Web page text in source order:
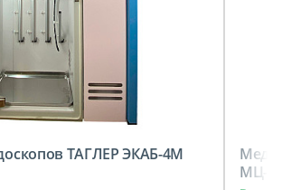
ТАГЛЕР ЭКАБ-4М
МЦ-